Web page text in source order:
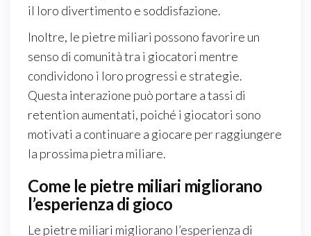
il loro divertimento e soddisfazione.
Inoltre, le pietre miliari possono favorire un
senso di comunità tra i giocatori mentre
condividono i loro progressi e strategie.
Questa interazione può portare a tassi di
retention aumentati, poiché i giocatori sono
motivati a continuare a giocare per raggiungere
la prossima pietra miliare.
Come le pietre miliari migliorano
l’esperienza di gioco
Le pietre miliari migliorano l’esperienza di